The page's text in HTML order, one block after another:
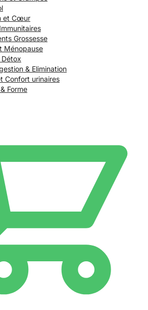
et Cœur
Grossesse
Ménopause
& Elimination
Confort urinaires
Forme